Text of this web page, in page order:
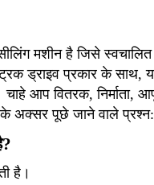
मशीन है जिसे
ड्राइव प्रकार के
आप वितरक, निर्माता,
के अक्सर पूछे जाने वाले प्रश्न:
है।